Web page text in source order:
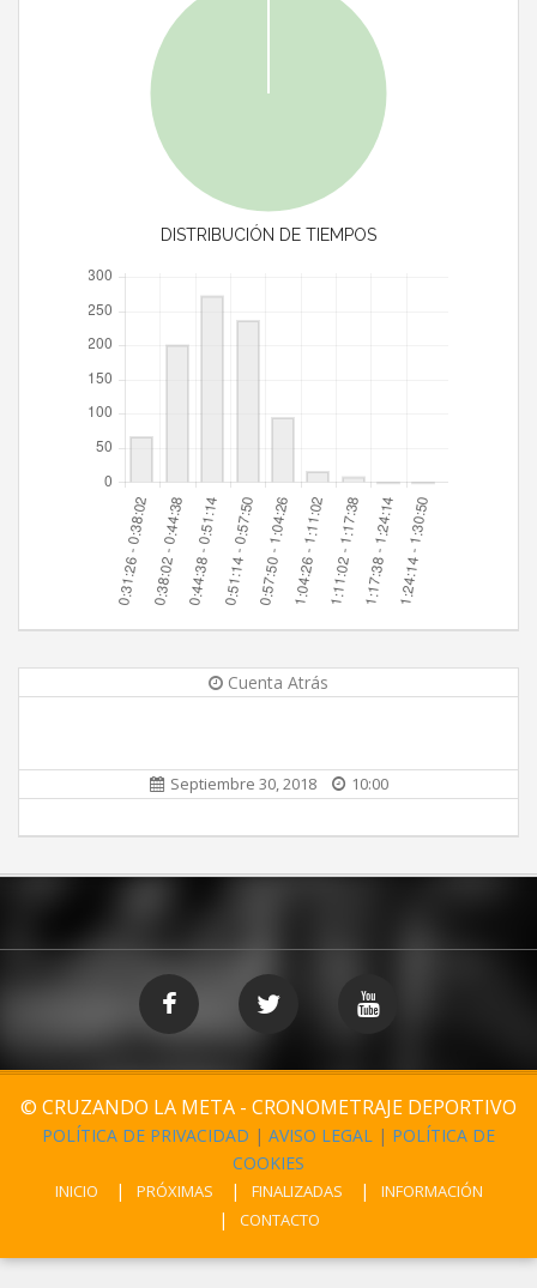
DISTRIBUCIÓN DE TIEMPOS
Cuenta Atrás
Septiembre 30, 2018 10:00
© CRUZANDO LA META - CRONOMETRAJE DEPORTIVO
POLÍTICA DE PRIVACIDAD | AVISO LEGAL | POLÍTICA DE
COOKIES
INICIO PRÓXIMAS FINALIZADAS
INFORMACIÓN
CONTACTO